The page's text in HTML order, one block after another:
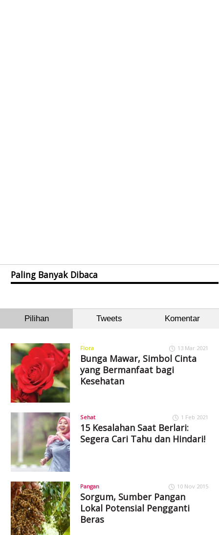
Paling Banyak Dibaca
Pilihan Tweets Komentar
Flora 13 Mar 2021
Bunga Mawar, Simbol Cinta
yang Bermanfaat bagi
Kesehatan
Sehat 1 Feb 2021
15 Kesalahan Saat Berlari:
Segera Cari Tahu dan Hindari!
Pangan 10 Nov 2015
Sorgum, Sumber Pangan
Lokal Potensial Pengganti
Beras